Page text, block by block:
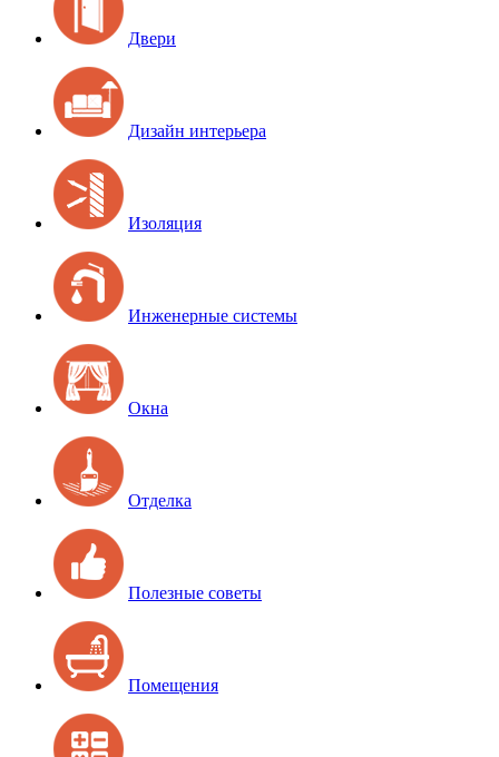
Двери
Дизайн интерьера
Изоляция
Инженерные системы
Окна
Отделка
Полезные советы
Помещения